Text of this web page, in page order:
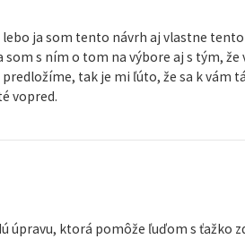
ja som tento návrh aj vlastne
s ním o tom na výbore aj s tým, že
tak je mi ľúto, že sa k vám
vopred.
úpravu, ktorá pomôže ľuďom s ťažko